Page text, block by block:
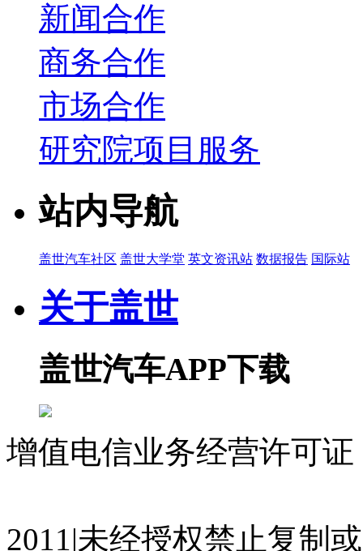
新闻合作
商务合作
市场合作
研究院项目服务
站内导航
盖世汽车社区 盖世大学堂 英文资讯站 数据报告 国际站
关于盖世
盖世汽车APP下载
增值电信业务经营许可
2011|未经授权禁止复制